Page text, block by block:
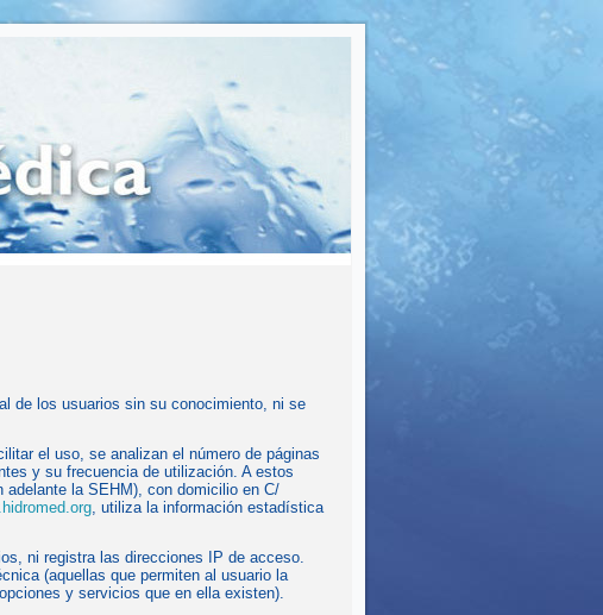
de los usuarios sin su conocimiento, ni se
el uso, se analizan el número de páginas
y su frecuencia de utilización. A estos
adelante la SEHM), con domicilio en C/
, utiliza la información estadística
ni registra las direcciones IP de acceso.
(aquellas que permiten al usuario la
y servicios que en ella existen).